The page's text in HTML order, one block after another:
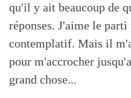
qu'il y ait beaucoup de
réponses. J'aime le
contemplatif. Mais il
pour m'accrocher
grand chose...